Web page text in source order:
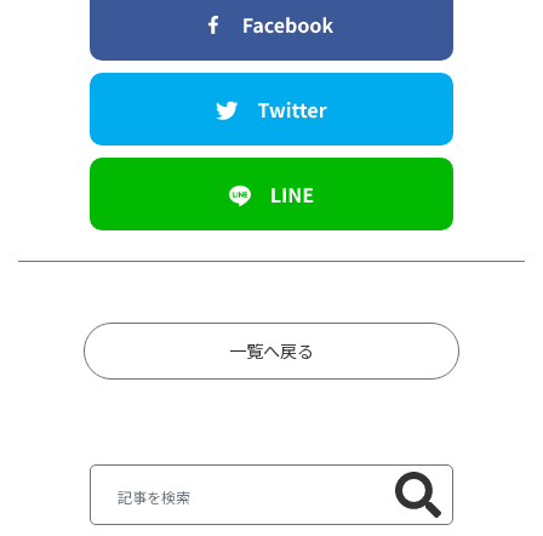
一覧へ戻る